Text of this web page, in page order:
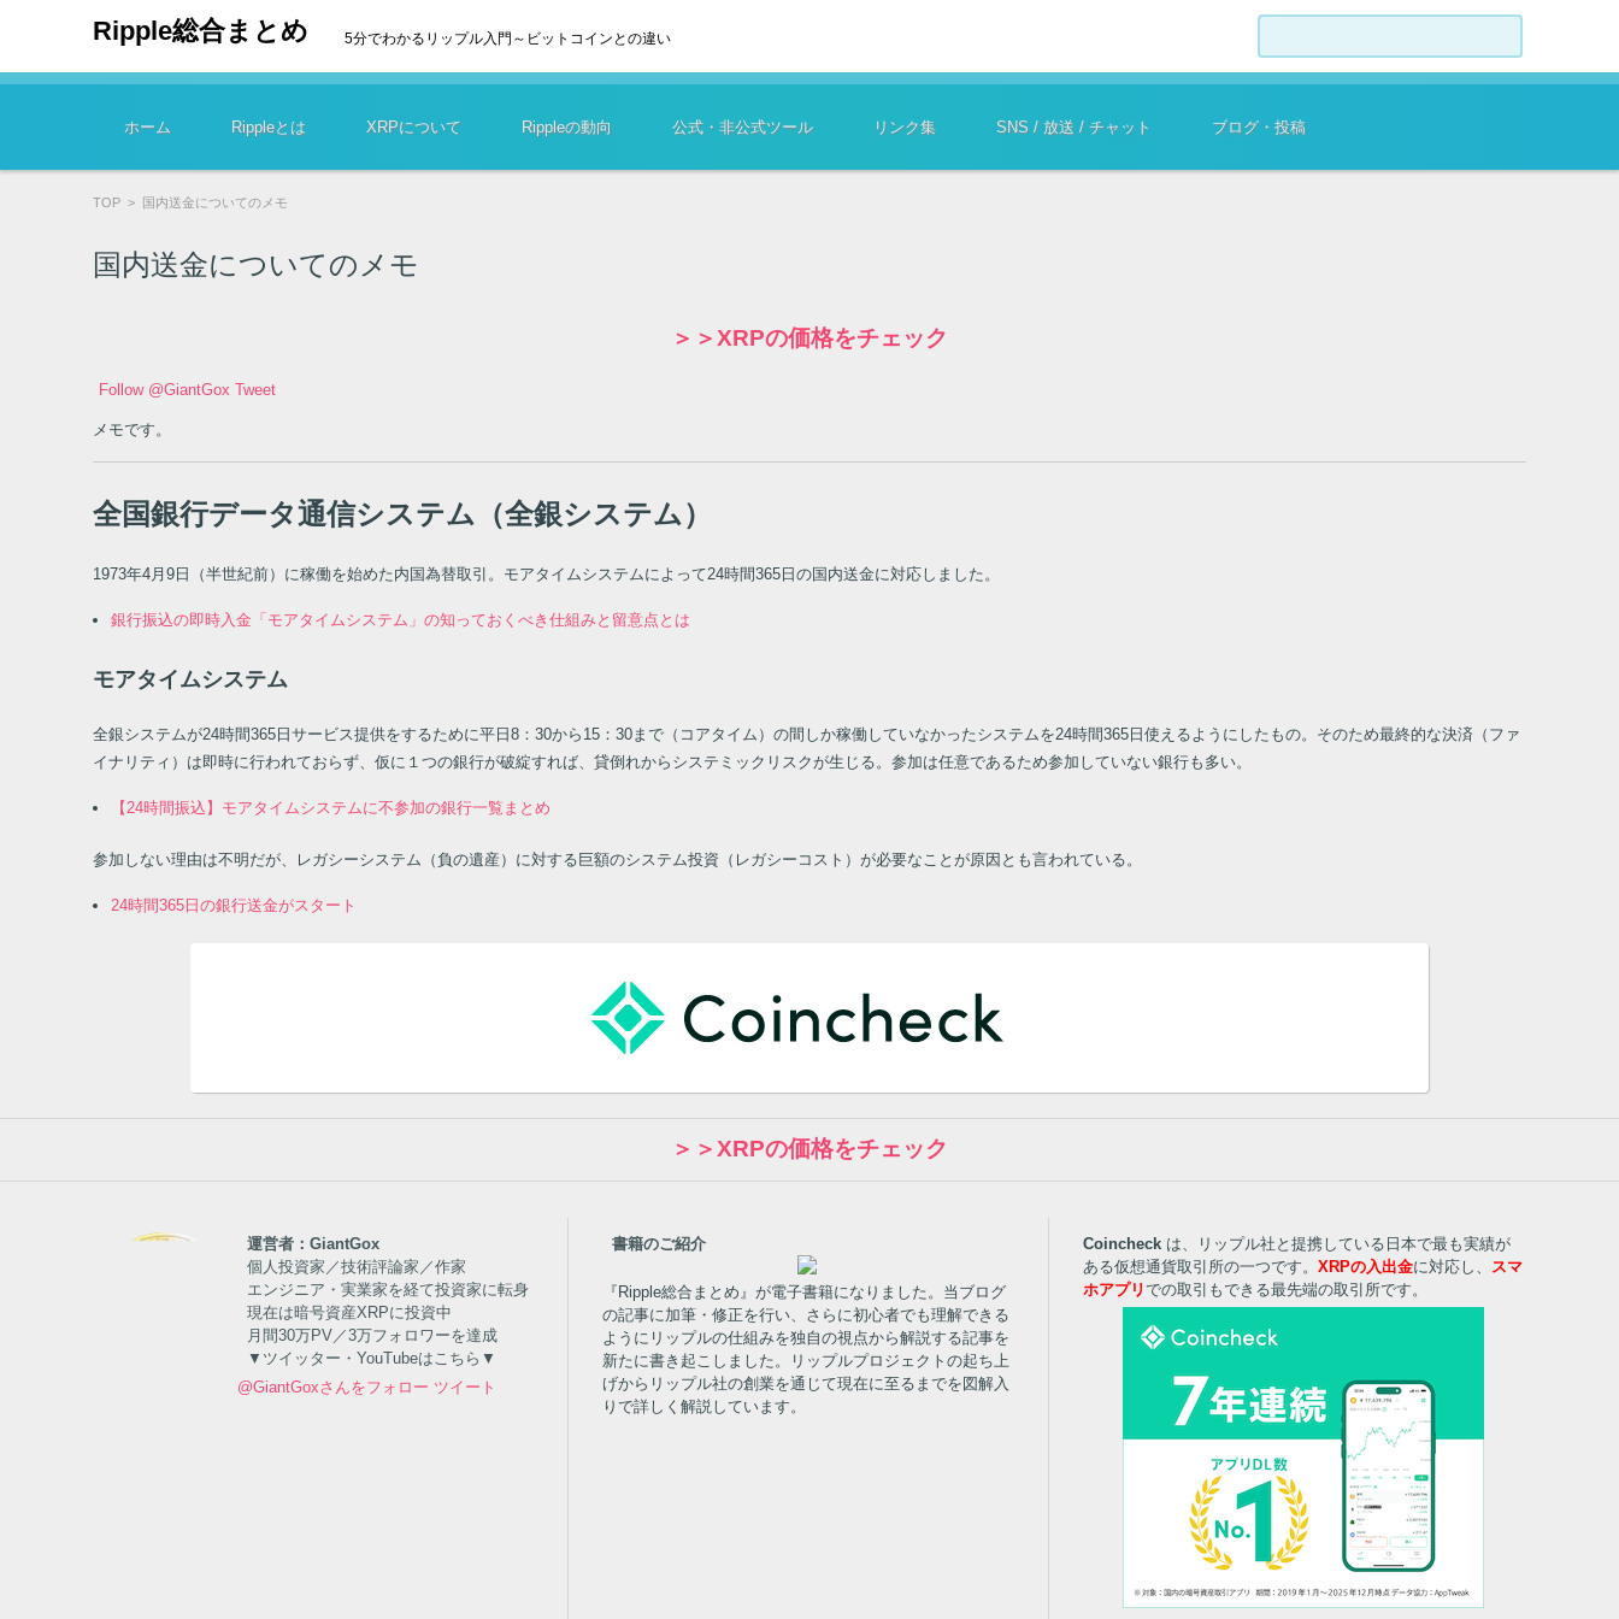
Ripple総合まとめ 5分でわかるリップル入門～ビットコインとの違い
検索:
コンテンツに移動
ホーム Rippleとは XRPについて Rippleの動向 公式・非公式ツール リンク集 SNS / 放送 / チャット ブログ・投稿
TOP > 国内送金についてのメモ
国内送金についてのメモ
＞＞XRPの価格をチェック
Tweet
メモです。
全国銀行データ通信システム（全銀システム）
1973年4月9日（半世紀前）に稼働を始めた内国為替取引。モアタイムシステムによって24時間365日の国内送金に対応しました。
銀行振込の即時入金「モアタイムシステム」の知っておくべき仕組みと留意点とは
モアタイムシステム
全銀システムが24時間365日サービス提供をするために平日8：30から15：30まで（コアタイム）の間しか稼働していなかったシステムを24時間365日使えるようにしたもの。そのため最終的な決済（ファ
イナリティ）は即時に行われておらず、仮に１つの銀行が破綻すれば、貸倒れからシステミックリスクが生じる。参加は任意であるため参加していない銀行も多い。
【24時間振込】モアタイムシステムに不参加の銀行一覧まとめ
参加しない理由は不明だが、レガシーシステム（負の遺産）に対する巨額のシステム投資（レガシーコスト）が必要なことが原因とも言われている。
24時間365日の銀行送金がスタート
＞＞XRPの価格をチェック
運営者：GiantGox
個人投資家／技術評論家／作家
エンジニア・実業家を経て投資家に転身
現在は暗号資産XRPに投資中
月間30万PV／3万フォロワーを達成
▼ツイッター・YouTubeはこちら▼
@GiantGoxさんをフォロー ツイート
書籍のご紹介
『Ripple総合まとめ』が電子書籍になりました。当ブログ
の記事に加筆・修正を行い、さらに初心者でも理解できる
ようにリップルの仕組みを独自の視点から解説する記事を
新たに書き起こしました。リップルプロジェクトの起ち上
げからリップル社の創業を通じて現在に至るまでを図解入
りで詳しく解説しています。
Coincheck は、リップル社と提携している日本で最も実績が
ある仮想通貨取引所の一つです。XRPの入出金に対応し、 スマ
ホアプリでの取引もできる最先端の取引所です。